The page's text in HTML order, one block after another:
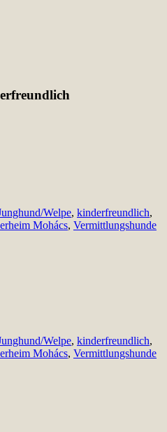
Welpe, kinderfreundlich,
Mohács, Vermittlungshunde
Welpe, kinderfreundlich,
Mohács, Vermittlungshunde